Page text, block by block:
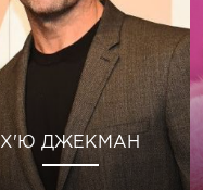
Х'Ю ДЖЕКМАН